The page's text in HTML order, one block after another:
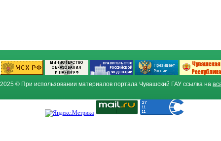
2025 © При использовании материалов портала Чувашский ГАУ ссылка на